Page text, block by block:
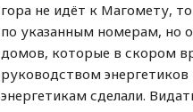
гора не идёт к Магомету,
по указанным номерам, но
домов, которые в скором
руководством
энергетикам сделали.